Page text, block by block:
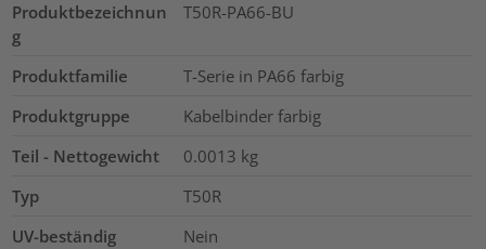
Produktbezeichnun
g
T50R-PA66-BU
Produktfamilie
T-Serie in PA66 farbig
Produktgruppe
Kabelbinder farbig
Teil - Nettogewicht
0.0013 kg
Typ
T50R
UV-beständig
Nein